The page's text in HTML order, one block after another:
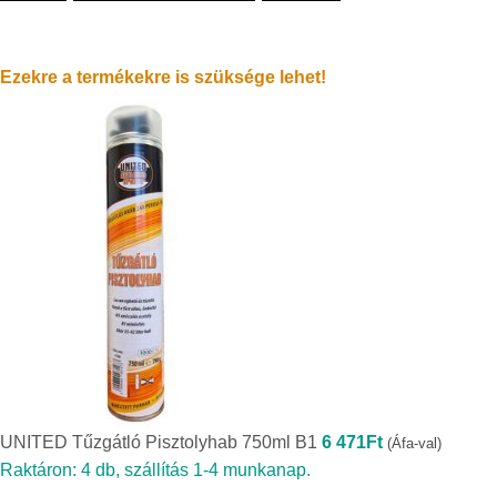
Ezekre a termékekre is szüksége lehet!
UNITED Tűzgátló Pisztolyhab 750ml B1 6 471Ft (Áfa-val)
Raktáron: 4 db, szállítás 1-4 munkanap.